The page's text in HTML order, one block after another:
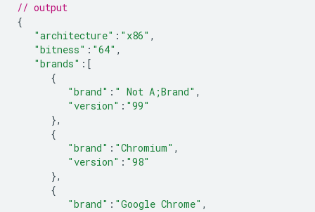
// output
{
"architecture" : "x86" ,
"bitness" : "64" ,
"brands" : [
{
"brand" : " Not A;Brand" ,
"version" : "99"
},
{
"brand" : "Chromium" ,
"version" : "98"
},
{
"brand" : "Google Chrome" ,